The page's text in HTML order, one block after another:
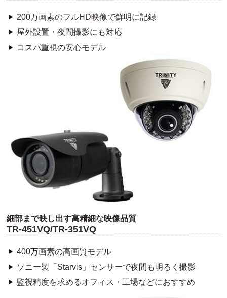
200万画素のフルHD映像で鮮明に記録
屋外設置・夜間撮影にも対応
コスパ重視の安心モデル
細部まで映し出す高精細な映像品質
TR-451VQ/TR-351VQ
400万画素の高画質モデル
ソニー製「Starvis」センサーで夜間も明るく撮影
監視精度を求めるオフィス・工場などにおすすめ